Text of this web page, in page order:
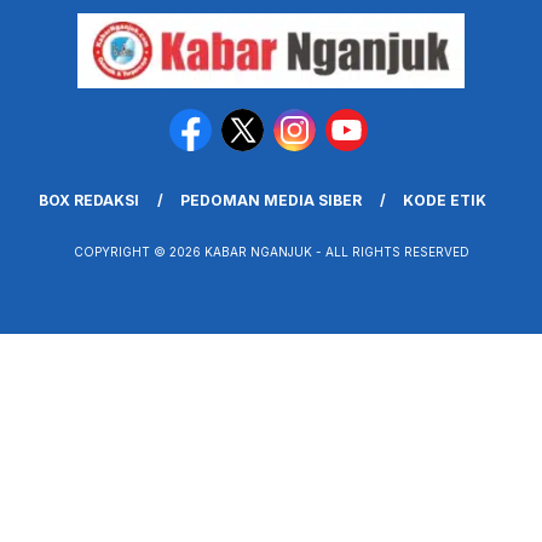
BOX REDAKSI PEDOMAN MEDIA SIBER KODE ETIK
COPYRIGHT © 2026 KABAR NGANJUK - ALL RIGHTS RESERVED